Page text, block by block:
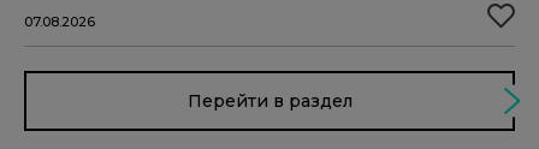
07.08.2026
Перейти в раздел